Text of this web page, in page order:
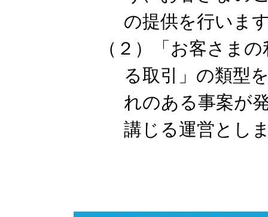
の提供を行いま
（２）「お客さま
る取引」の類型
れのある事案が
講じる運営とし